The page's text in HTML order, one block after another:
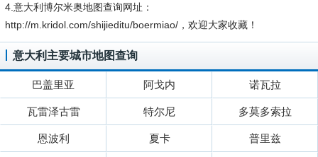
4.意大利博尔米奥地图查询网址：
http://m.kridol.com/shijieditu/boermiao/，欢迎大家收藏！
意大利主要城市地图查询
巴盖里亚 阿戈内 诺瓦拉
瓦雷泽古雷 特尔尼 多莫多索拉
恩波利 夏卡 普里兹